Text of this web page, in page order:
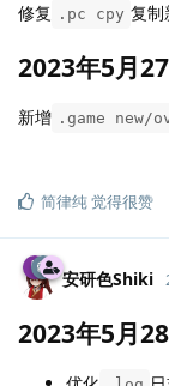
修复 .pc cpy 复
2023年5月
新增 .game
简律纯觉得很赞
安研色Shiki
2023年5月